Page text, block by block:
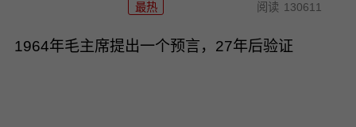
最热 阅读 130611
1964年毛主席提出一个预言，27年后验证